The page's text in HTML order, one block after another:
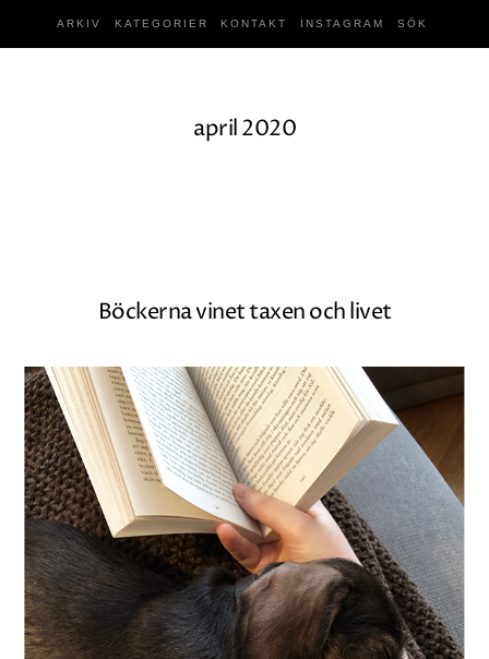
ARKIV KATEGORIER KONTAKT INSTAGRAM SÖK
april 2020
Böckerna vinet taxen och livet